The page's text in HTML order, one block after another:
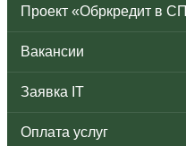
Проект «Обркредит в
Вакансии
Заявка IT
Оплата услуг